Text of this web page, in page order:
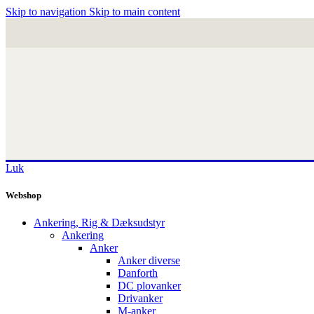
Skip to navigation Skip to main content
Luk
Webshop
Ankering, Rig & Dæksudstyr
Ankering
Anker
Anker diverse
Danforth
DC plovanker
Drivanker
M-anker